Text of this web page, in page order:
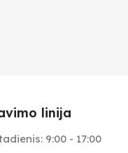
linija
9:00 - 17:00